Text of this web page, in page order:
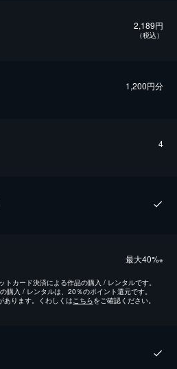
2,189円
（税込）
1,200円分
4
最⼤40%※
カード決済による作品の購入 / レンタルです。
購入 / レンタルは、20％のポイント還元です。
あります。くわしくはこちらをご確認ください。